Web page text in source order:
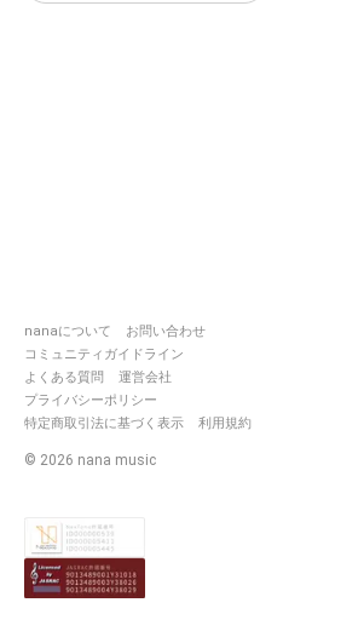
nanaについて
お問い合わせ
コミュニティガイドライン
よくある質問
運営会社
プライバシーポリシー
特定商取引法に基づく表示
利用規約
© 2026 nana music